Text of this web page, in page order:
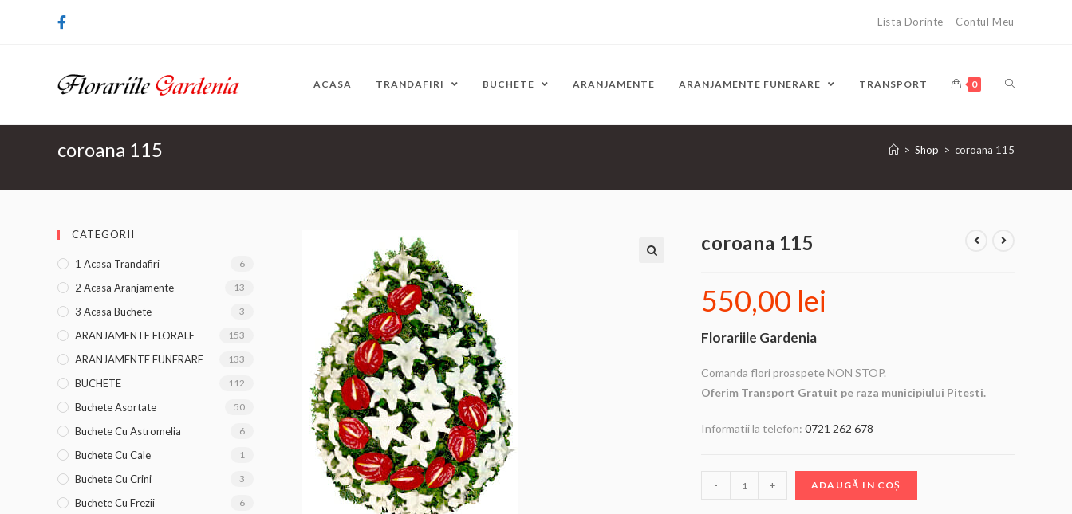
Lista Dorinte Contul Meu
ACASA TRANDAFIRI BUCHETE ARANJAMENTE ARANJAMENTE FUNERARE TRANSPORT 0
coroana 115 > Shop > coroana 115
coroana 115
550,00 lei
Florariile Gardenia
Comanda flori proaspete NON STOP.
Oferim Transport Gratuit pe raza municipiului Pitesti.
Informatii la telefon:0721 262 678
- + ADAUGĂ ÎN COȘ
CATEGORII
1 Acasa Trandafiri 6
2 Acasa Aranjamente 13
3 Acasa Buchete 3
ARANJAMENTE FLORALE 153
ARANJAMENTE FUNERARE 133
BUCHETE 112
Buchete Asortate 50
Buchete Cu Astromelia 6
Buchete Cu Cale 1
Buchete Cu Crini 3
Buchete Cu Frezii 6